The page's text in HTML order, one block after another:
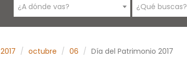
¿A dónde vas? ¿Qué buscas?
2017 octubre 06 Día del Patrimonio 2017